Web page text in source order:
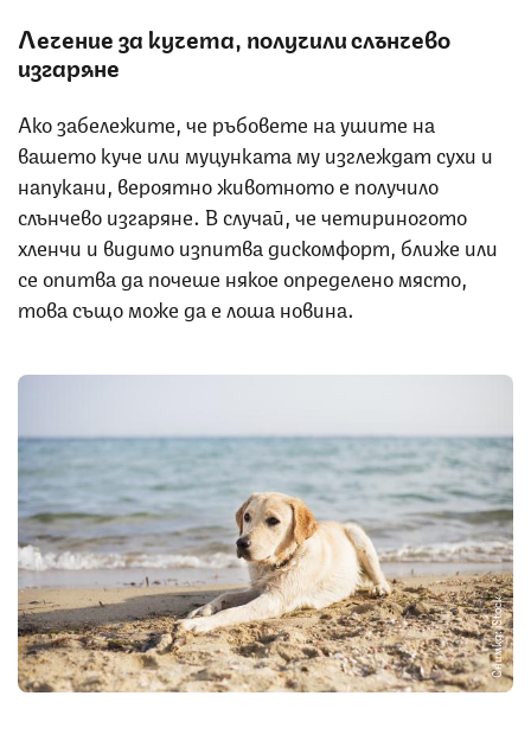
Лечение за кучета, получили слънчево
изгаряне
Ако забележите, че ръбовете на ушите на
вашето куче или муцунката му изглеждат сухи и
напукани, вероятно животното е получило
слънчево изгаряне. В случай, че четириногото
хленчи и видимо изпитва дискомфорт, ближе или
се опитва да почеше някое определено място,
това също може да е лоша новина.
Снимка: iStock